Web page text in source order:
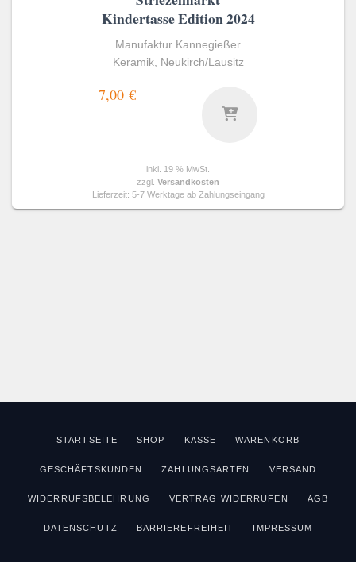
Kindertasse Edition 2024
Manufaktur Kannegießer
Keramik, Neukirch/Lausitz
7,00 €
inkl. 19 % MwSt.
zzgl. Versandkosten
Lieferzeit: 5-7 Werktage ab Zahlungseingang
STARTSEITE SHOP KASSE WARENKORB
GESCHÄFTSKUNDEN ZAHLUNGSARTEN VERSAND
WIDERRUFSBELEHRUNG VERTRAG WIDERRUFEN AGB
DATENSCHUTZ BARRIEREFREIHEIT IMPRESSUM